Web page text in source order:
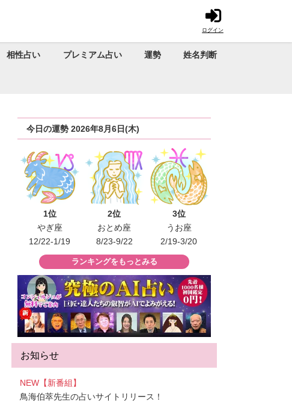
ログイン
相性占い プレミアム占い 運勢 姓名判断
今日の運勢 2026年8月6日(木)
1位
やぎ座
12/22-1/19
2位
おとめ座
8/23-9/22
3位
うお座
2/19-3/20
ランキングをもっとみる
お知らせ
NEW【新番組】
鳥海伯萃先生の占いサイトリリース！